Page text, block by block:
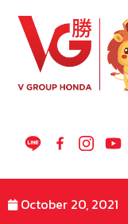
October 20, 2021